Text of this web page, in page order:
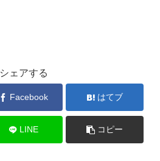
シェアする
Facebook はてブ
LINE コピー